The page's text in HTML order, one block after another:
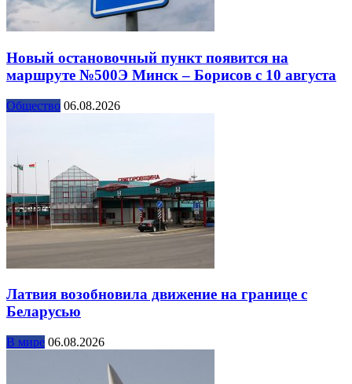
Новый остановочный пункт появится на
маршруте №500Э Минск – Борисов с 10 августа
Общество 06.08.2026
Латвия возобновила движение на границе с
Беларусью
В мире 06.08.2026